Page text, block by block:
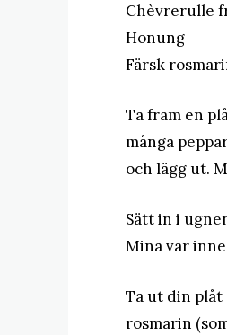
Chèvrerulle
Honung
Färsk
Ta fram en
många
och lägg ut.
Sätt in i
Mina var
Ta ut din plåt
rosmarin